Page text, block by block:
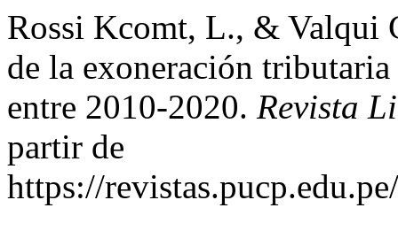
Rossi Kcomt, L., & Valqui
de la exoneración
entre 2010-2020. Revista
partir de
https://